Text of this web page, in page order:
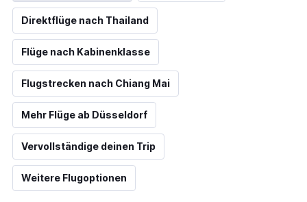
Direktflüge nach Thailand
Flüge nach Kabinenklasse
Flugstrecken nach Chiang Mai
Mehr Flüge ab Düsseldorf
Vervollständige deinen Trip
Weitere Flugoptionen